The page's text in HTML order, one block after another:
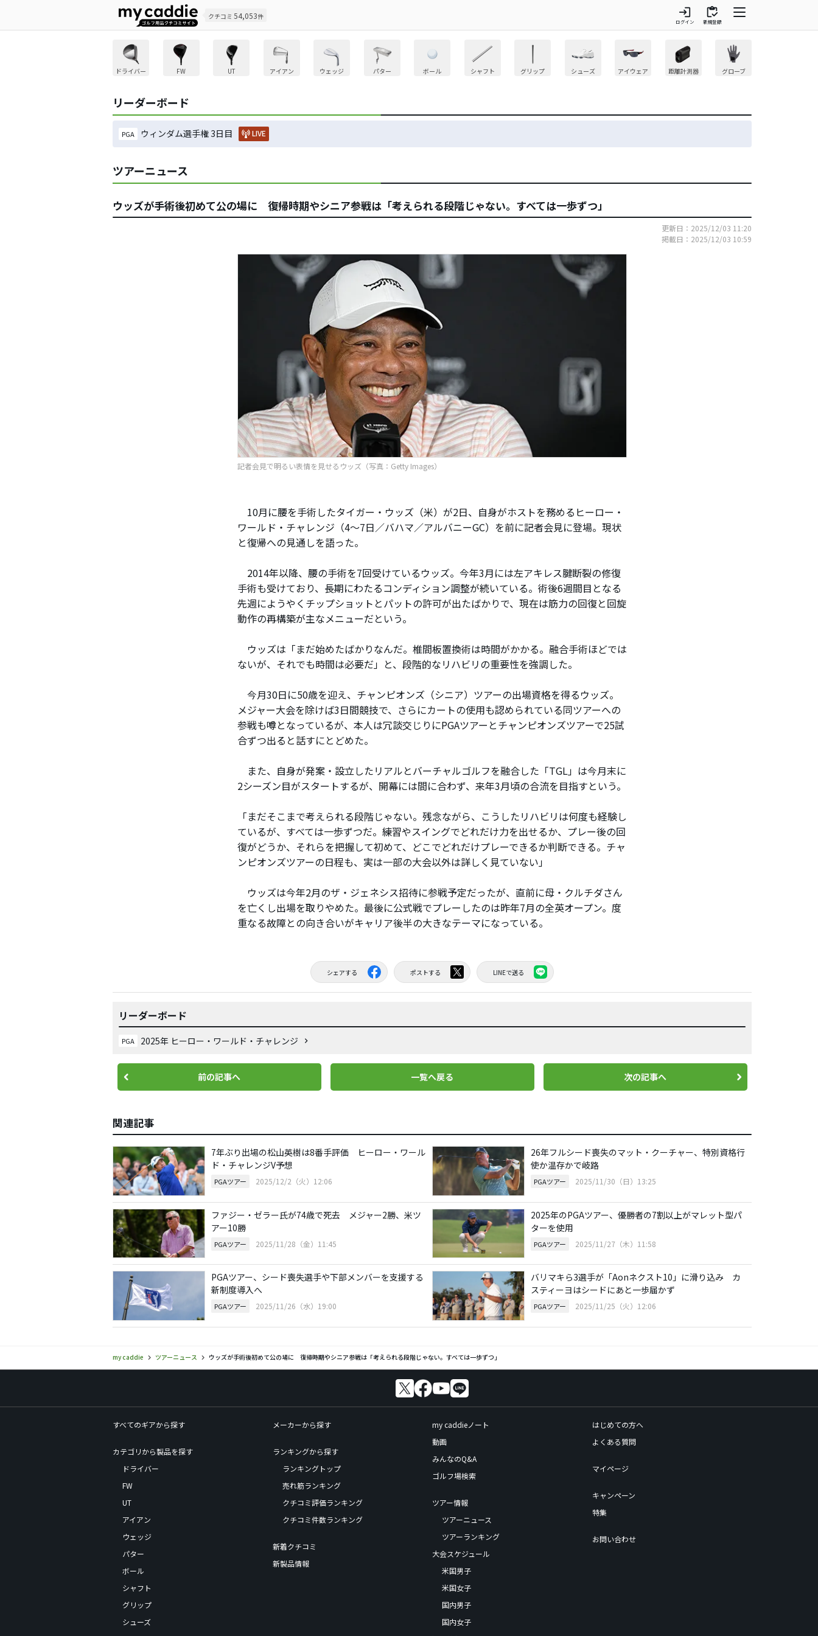
クチコミ 54,053件 login
ログイン
inventory
新規登録
ドライバー FW UT アイアン ウェッジ パター ボール シャフト グリップ シューズ アイウェア 距離計測器 グローブ
リーダーボード
PGA ウィンダム選手権 3日目 LIVE
ツアーニュース
ウッズが手術後初めて公の場に 復帰時期やシニア参戦は「考えられる段階じゃない。すべては一歩ずつ」
更新日：2025/12/03 11:20
掲載日：2025/12/03 10:59
記者会見で明るい表情を見せるウッズ（写真：Getty Images）
10月に腰を手術したタイガー・ウッズ（米）が2日、自身がホストを務めるヒーロー・
ワールド・チャレンジ（4～7日／バハマ／アルバニーGC）を前に記者会見に登場。現状
と復帰への見通しを語った。
2014年以降、腰の手術を7回受けているウッズ。今年3月には左アキレス腱断裂の修復
手術も受けており、長期にわたるコンディション調整が続いている。術後6週間目となる
先週にようやくチップショットとパットの許可が出たばかりで、現在は筋力の回復と回旋
動作の再構築が主なメニューだという。
ウッズは「まだ始めたばかりなんだ。椎間板置換術は時間がかかる。融合手術ほどでは
ないが、それでも時間は必要だ」と、段階的なリハビリの重要性を強調した。
今月30日に50歳を迎え、チャンピオンズ（シニア）ツアーの出場資格を得るウッズ。
メジャー大会を除けば3日間競技で、さらにカートの使用も認められている同ツアーへの
参戦も噂となっているが、本人は冗談交じりにPGAツアーとチャンピオンズツアーで25試
合ずつ出ると話すにとどめた。
また、自身が発案・設立したリアルとバーチャルゴルフを融合した「TGL」は今月末に
2シーズン目がスタートするが、開幕には間に合わず、来年3月頃の合流を目指すという。
「まだそこまで考えられる段階じゃない。残念ながら、こうしたリハビリは何度も経験し
ているが、すべては一歩ずつだ。練習やスイングでどれだけ力を出せるか、プレー後の回
復がどうか、それらを把握して初めて、どこでどれだけプレーできるか判断できる。チャ
ンピオンズツアーの日程も、実は一部の大会以外は詳しく見ていない」
ウッズは今年2月のザ・ジェネシス招待に参戦予定だったが、直前に母・クルチダさん
を亡くし出場を取りやめた。最後に公式戦でプレーしたのは昨年7月の全英オープン。度
重なる故障との向き合いがキャリア後半の大きなテーマになっている。
シェアする ポストする LINEで送る
リーダーボード
PGA 2025年 ヒーロー・ワールド・チャレンジ
前の記事へ 一覧へ戻る 次の記事へ
関連記事
7年ぶり出場の松山英樹は8番手評価 ヒーロー・ワール
ド・チャレンジV予想
PGAツアー 2025/12/2（火）12:06
26年フルシード喪失のマット・クーチャー、特別資格行
使か温存かで岐路
PGAツアー 2025/11/30（日）13:25
ファジー・ゼラー氏が74歳で死去 メジャー2勝、米ツ
アー10勝
PGAツアー 2025/11/28（金）11:45
2025年のPGAツアー、優勝者の7割以上がマレット型パ
ターを使用
PGAツアー 2025/11/27（木）11:58
PGAツアー、シード喪失選手や下部メンバーを支援する
新制度導入へ
PGAツアー 2025/11/26（水）19:00
バリマキら3選手が「Aonネクスト10」に滑り込み カ
スティーヨはシードにあと一歩届かず
PGAツアー 2025/11/25（火）12:06
my caddie ツアーニュース ウッズが手術後初めて公の場に 復帰時期やシニア参戦は「考えられる段階じゃない。すべては一歩ずつ」
すべてのギアから探す
カテゴリから製品を探す
ドライバー
FW
UT
アイアン
ウェッジ
パター
ボール
シャフト
グリップ
シューズ
メーカーから探す
ランキングから探す
ランキングトップ
売れ筋ランキング
クチコミ評価ランキング
クチコミ件数ランキング
新着クチコミ
新製品情報
my caddieノート
動画
みんなのQ&A
ゴルフ場検索
ツアー情報
ツアーニュース
ツアーランキング
大会スケジュール
米国男子
米国女子
国内男子
国内女子
はじめての方へ
よくある質問
マイページ
キャンペーン
特集
お問い合わせ